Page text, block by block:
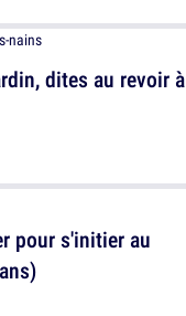
dites au revoir à
pour s'initier au